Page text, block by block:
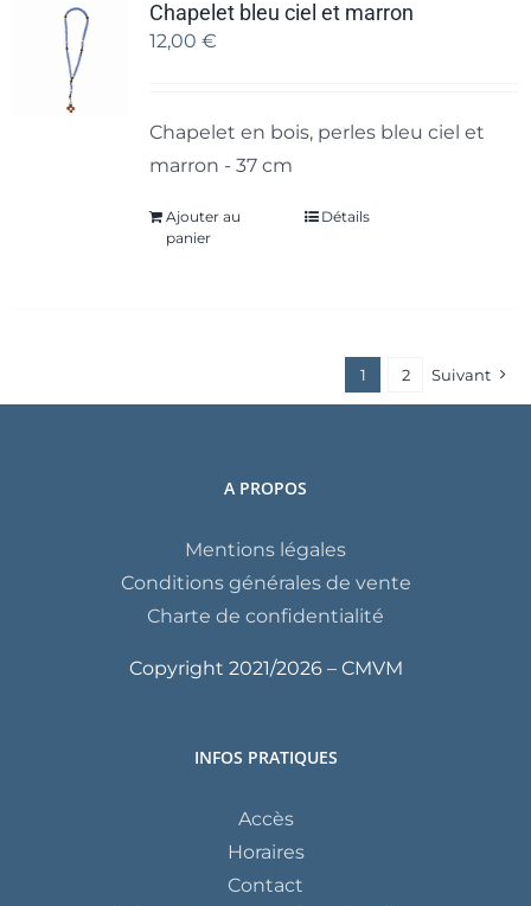
Chapelet bleu ciel et marron
12,00 €
Chapelet en bois, perles bleu ciel et
marron - 37 cm
Ajouter au
panier
Détails
1 2 Suivant
A PROPOS
Mentions légales
Conditions générales de vente
Charte de confidentialité
Copyright 2021/2026 – CMVM
INFOS PRATIQUES
Accès
Horaires
Contact